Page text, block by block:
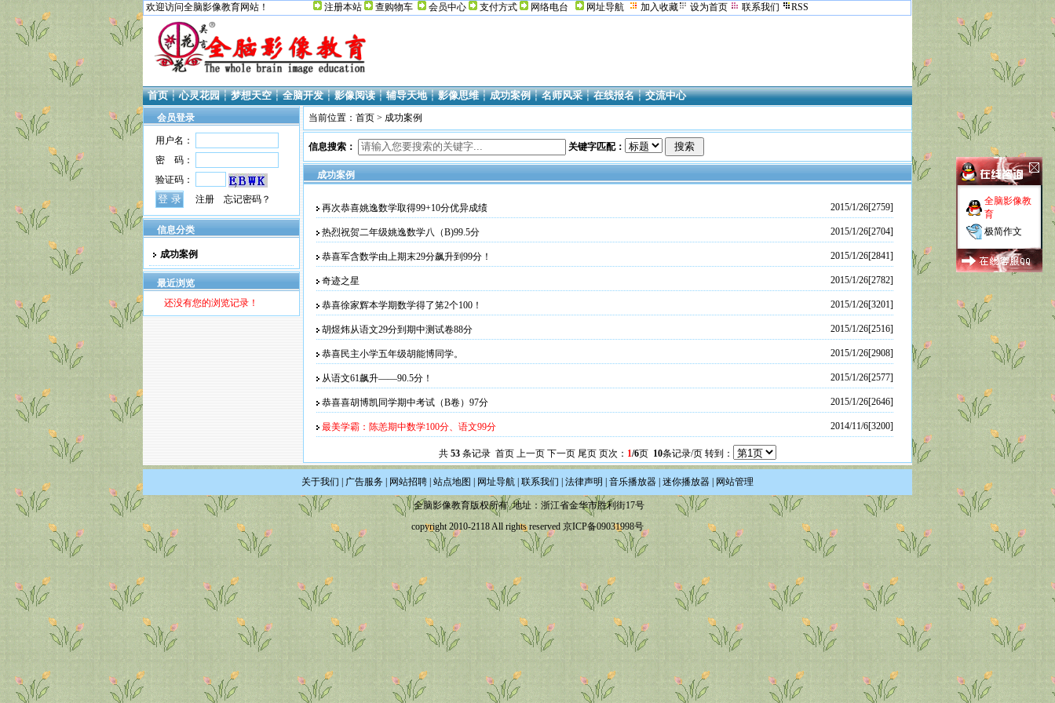
欢迎访问全脑影像教育网站！ 注册本站 查购物车 会员中心 支付方式 网络电台 网址导航 加入收藏 设为首页 联系我们 RSS
首页 ┆ 心灵花园 ┆ 梦想天空 ┆ 全脑开发 ┆ 影像阅读 ┆ 辅导天地 ┆ 影像思维 ┆ 成功案例 ┆ 名师风采 ┆ 在线报名 ┆ 交流中心
会员登录
用户名：
密 码：
验证码：
注册
忘记密码？
信息分类
成功案例
最近浏览
还没有您的浏览记录！
当前位置： 首页 > 成功案例
信息搜索： 关键字匹配：
成功案例
再次恭喜姚逸数学取得99+10分优异成绩 2015/1/26[2759]
热烈祝贺二年级姚逸数学八（B)99.5分 2015/1/26[2704]
恭喜军含数学由上期末29分飙升到99分！ 2015/1/26[2841]
奇迹之星 2015/1/26[2782]
恭喜徐家辉本学期数学得了笫2个100！ 2015/1/26[3201]
胡煜炜从语文29分到期中测试卷88分 2015/1/26[2516]
恭喜民主小学五年级胡能博同学。 2015/1/26[2908]
从语文61飙升——90.5分！ 2015/1/26[2577]
恭喜喜胡博凯同学期中考试（B卷）97分 2015/1/26[2646]
最美学霸：陈恙期中数学100分、语文99分 2014/11/6[3200]
共 53 条记录 首页 上一页 下一页 尾页 页次： 1/6页 10条记录/页 转到：
关于我们 广告服务 网站招聘 站点地图 网址导航 联系我们 法律声明 音乐播放器 迷你播放器 网站管理
全脑影像教育版权所有 地址：浙江省金华市胜利街17号
copyright 2010-2118 All rights reserved 京ICP备09031998号
全脑影像教
育
极简作文